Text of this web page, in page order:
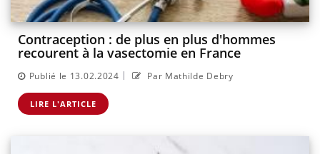
Contraception : de plus en plus d'hommes
recourent à la vasectomie en France
Publié le 13.02.2024 | Par Mathilde Debry
LIRE L'ARTICLE